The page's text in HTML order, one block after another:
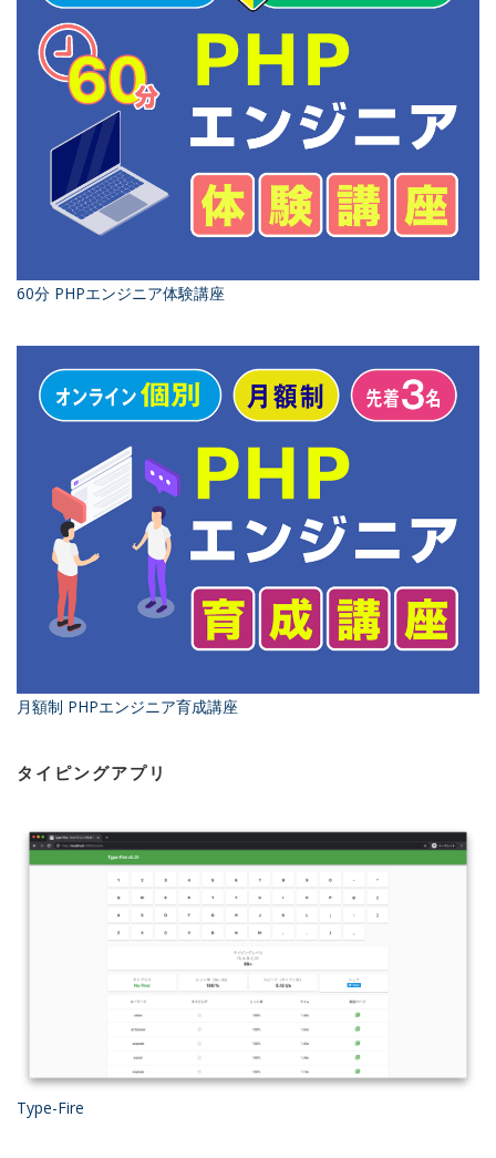
60分 PHPエンジニア体験講座
月額制 PHPエンジニア育成講座
タイピングアプリ
Type-Fire